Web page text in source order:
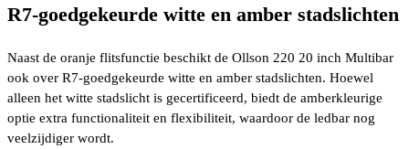
R7-goedgekeurde witte en amber stadslichten
Naast de oranje flitsfunctie beschikt de Ollson 220 20 inch Multibar
ook over R7-goedgekeurde witte en amber stadslichten. Hoewel
alleen het witte stadslicht is gecertificeerd, biedt de amberkleurige
optie extra functionaliteit en flexibiliteit, waardoor de ledbar nog
veelzijdiger wordt.